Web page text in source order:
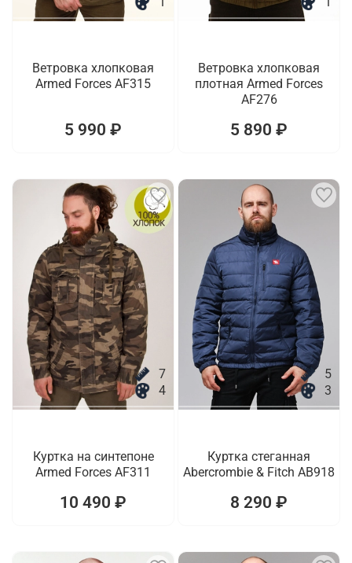
Ветровка хлопковая
Armed Forces AF315
5 990 ₽
Ветровка хлопковая
плотная Armed Forces
AF276
5 890 ₽
7
4
Куртка на синтепоне
Armed Forces AF311
10 490 ₽
5
3
Куртка стеганная
Abercrombie & Fitch AB918
8 290 ₽